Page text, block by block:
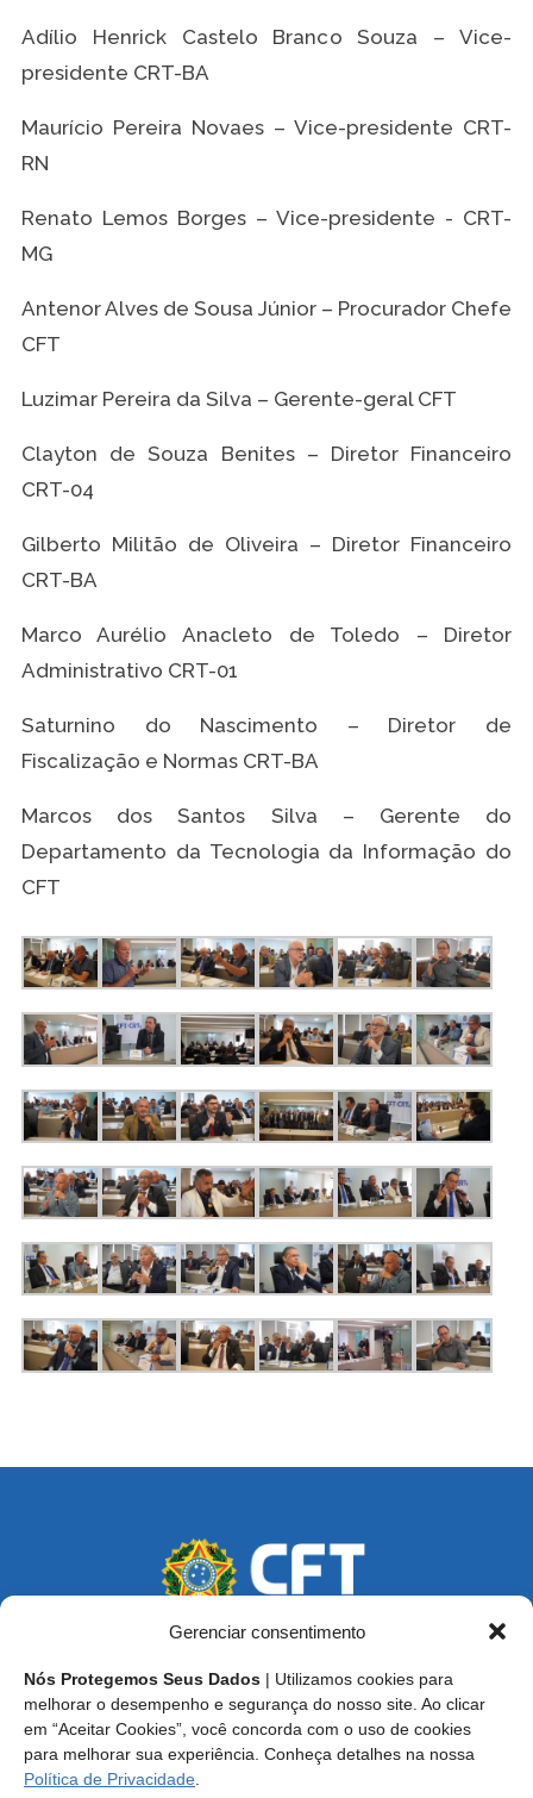
Gerenciar consentimento
Nós Protegemos Seus Dados | Utilizamos cookies para
melhorar o desempenho e segurança do nosso site. Ao clicar
em “Aceitar Cookies”, você concorda com o uso de cookies
para melhorar sua experiência. Conheça detalhes na nossa
Política de Privacidade
Adílio Henrick Castelo Branco Souza – Vice-
presidente CRT-BA
Maurício Pereira Novaes – Vice-presidente CRT-
RN
Renato Lemos Borges – Vice-presidente - CRT-
MG
Antenor Alves de Sousa Júnior – Procurador Chefe
CFT
Luzimar Pereira da Silva – Gerente-geral CFT
Clayton de Souza Benites – Diretor Financeiro
CRT-04
Gilberto Militão de Oliveira – Diretor Financeiro
CRT-BA
Marco Aurélio Anacleto de Toledo – Diretor
Administrativo CRT-01
Saturnino do Nascimento – Diretor de
Fiscalização e Normas CRT-BA
Marcos dos Santos Silva – Gerente do
Departamento da Tecnologia da Informação do
CFT
Endereço: SCS, Quadra 02, Bloco D, Ed. Oscar Niemeyer,
9º Andar CEP 70.316-900 - Brasília/DF
Central de Atendimento ao Técnico:0800 016-1515